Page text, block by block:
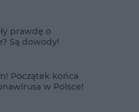
prawdę o
Są dowody!
Początek końca
w Polsce!